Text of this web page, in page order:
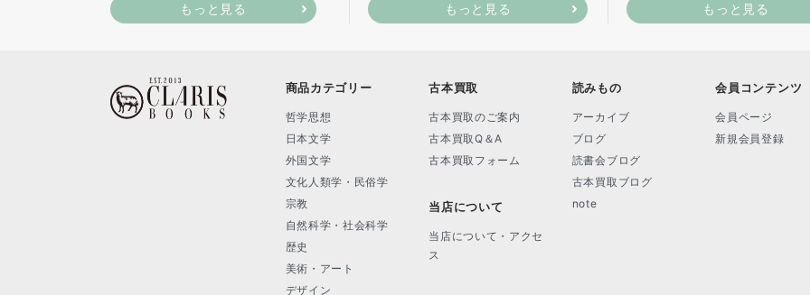
もっと見る もっと見る もっと見る
商品カテゴリー
哲学思想
日本文学
外国文学
文化人類学・民俗学
宗教
自然科学・社会科学
歴史
美術・アート
デザイン
古本買取
古本買取のご案内
古本買取Q＆A
古本買取フォーム
当店について
当店について・アクセ
ス
読みもの
アーカイブ
ブログ
読書会ブログ
古本買取ブログ
note
会員コンテンツ
会員ページ
新規会員登録